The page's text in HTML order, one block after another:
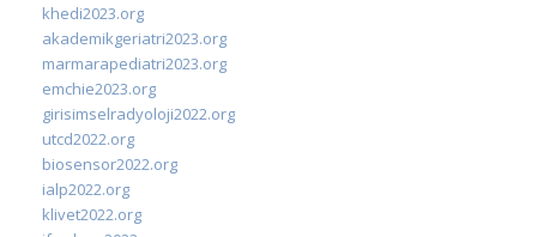
khedi2023.org
akademikgeriatri2023.org
marmarapediatri2023.org
emchie2023.org
girisimselradyoloji2022.org
utcd2022.org
biosensor2022.org
ialp2022.org
klivet2022.org